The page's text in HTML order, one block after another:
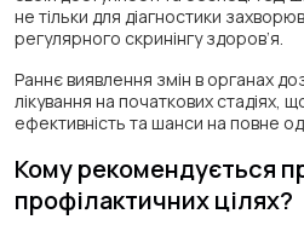
не тільки для діагностики
регулярного скринінгу здоров’я.
Раннє виявлення змін в органах
лікування на початкових стадіях,
ефективність та шанси на повне
Кому рекомендується
профілактичних цілях?